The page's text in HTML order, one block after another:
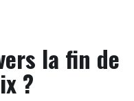
la fin de
?